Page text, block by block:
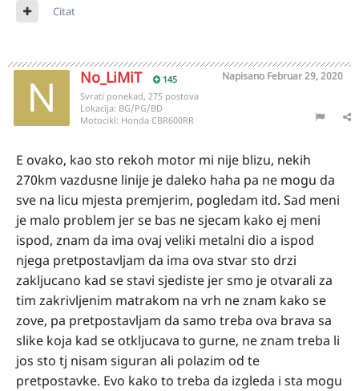
Citat
No_LiMiT 145 Napisano Februar 29, 2020
Svrati ponekad, 275 postova
Lokacija: BG/PG/BD
Motocikl: Honda CBR600RR
E ovako, kao sto rekoh motor mi nije blizu, nekih
270km vazdusne linije je daleko haha pa ne mogu da
sve na licu mjesta premjerim, pogledam itd. Sad meni
je malo problem jer se bas ne sjecam kako ej meni
ispod, znam da ima ovaj veliki metalni dio a ispod
njega pretpostavljam da ima ova stvar sto drzi
zakljucano kad se stavi sjediste jer smo je otvarali za
tim zakrivljenim matrakom na vrh ne znam kako se
zove, pa pretpostavljam da samo treba ova brava sa
slike koja kad se otkljucava to gurne, ne znam treba li
jos sto tj nisam siguran ali polazim od te
pretpostavke. Evo kako to treba da izgleda i sta mogu